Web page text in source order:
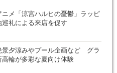
メ「涼宮ハルヒの憂鬱」ラッピ
礼による来店を促す
夕涼みやプール企画など グラ
輪が多彩な夏向け体験